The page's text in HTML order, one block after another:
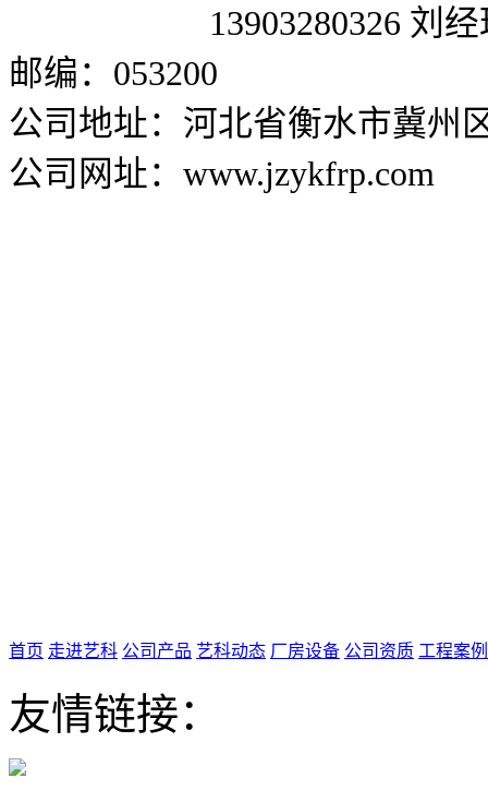
13903280326 刘经
邮编：053200
公司地址：河北省衡水市冀州
公司网址：www.jzykfrp.com
首页 走进艺科 公司产品 艺科动态 厂房设备 公司资质 工程案例
友情链接：